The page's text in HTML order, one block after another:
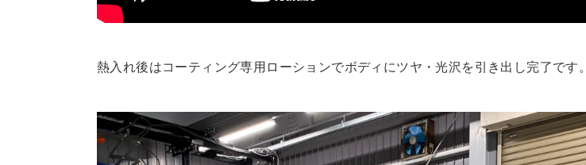
熱入れ後はコーティング専用ローションでボディにツヤ・光沢を引き出し完了です。